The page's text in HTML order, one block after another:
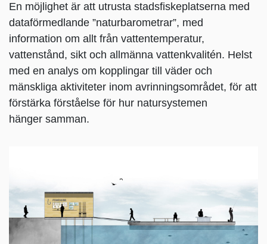
En möjlighet är att utrusta stadsfiskeplatserna med
dataförmedlande ”naturbarometrar”, med
information om allt från vattentemperatur,
vattenstånd, sikt och allmänna vattenkvalitén. Helst
med en analys om kopplingar till väder och
mänskliga aktiviteter inom avrinningsområdet, för att
förstärka förståelse för hur natursystemen
hänger samman.